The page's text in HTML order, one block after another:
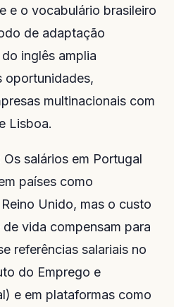
e o vocabulário brasileiro
de adaptação
inglês amplia
oportunidades,
multinacionais com
Lisboa.
Os salários em Portugal
países como
Unido, mas o custo
vida compensam para
referências salariais no
do Emprego e
e em plataformas como